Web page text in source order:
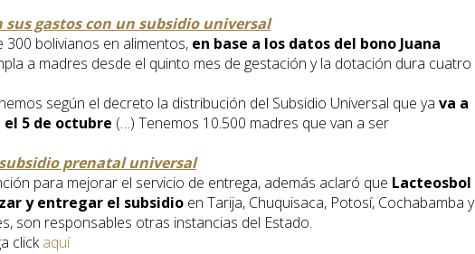
gastos con un subsidio universal
300 bolivianos en alimentos, en base a los datos del bono Juana
a madres desde el quinto mes de gestación y la dotación dura cuatro
según el decreto la distribución del Subsidio Universal que ya va a
5 de octubre (…) Tenemos 10.500 madres que van a ser
prenatal universal
para mejorar el servicio de entrega, además aclaró que Lacteosbol
y entregar el subsidio en Tarija, Chuquisaca, Potosí, Cochabamba y
son responsables otras instancias del Estado.
clickaquí